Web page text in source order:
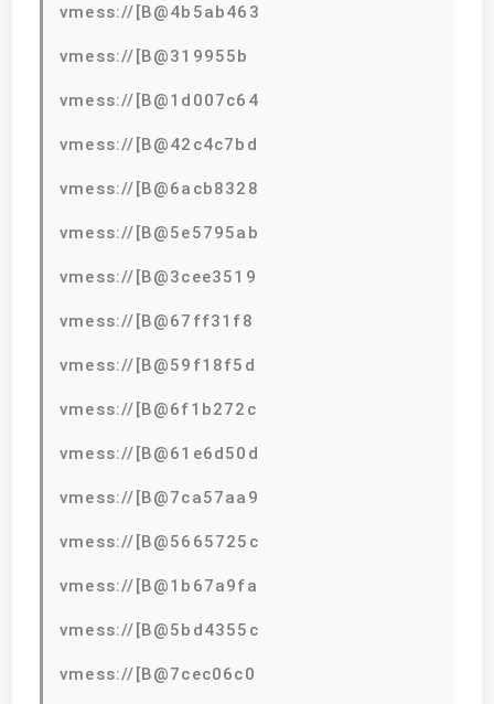
vmess://[B@4b5ab463
vmess://[B@319955b
vmess://[B@1d007c64
vmess://[B@42c4c7bd
vmess://[B@6acb8328
vmess://[B@5e5795ab
vmess://[B@3cee3519
vmess://[B@67ff31f8
vmess://[B@59f18f5d
vmess://[B@6f1b272c
vmess://[B@61e6d50d
vmess://[B@7ca57aa9
vmess://[B@5665725c
vmess://[B@1b67a9fa
vmess://[B@5bd4355c
vmess://[B@7cec06c0